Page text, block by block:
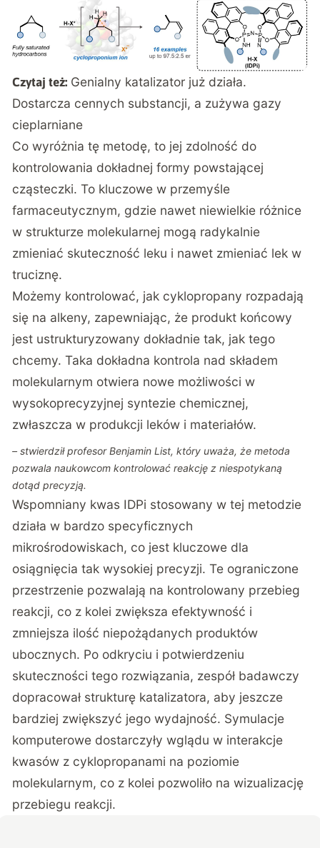
Czytaj też: Genialny katalizator już działa.
Dostarcza cennych substancji, a zużywa gazy
cieplarniane
Co wyróżnia tę metodę, to jej zdolność do
kontrolowania dokładnej formy powstającej
cząsteczki. To kluczowe w przemyśle
farmaceutycznym, gdzie nawet niewielkie różnice
w strukturze molekularnej mogą radykalnie
zmieniać skuteczność leku i nawet zmieniać lek w
truciznę.
Możemy kontrolować, jak cyklopropany rozpadają
się na alkeny, zapewniając, że produkt końcowy
jest ustrukturyzowany dokładnie tak, jak tego
chcemy. Taka dokładna kontrola nad składem
molekularnym otwiera nowe możliwości w
wysokoprecyzyjnej syntezie chemicznej,
zwłaszcza w produkcji leków i materiałów.
– stwierdził profesor Benjamin List, który uważa, że metoda
pozwala naukowcom kontrolować reakcję z niespotykaną
dotąd precyzją.
Wspomniany kwas IDPi stosowany w tej metodzie
działa w bardzo specyficznych
mikrośrodowiskach, co jest kluczowe dla
osiągnięcia tak wysokiej precyzji. Te ograniczone
przestrzenie pozwalają na kontrolowany przebieg
reakcji, co z kolei zwiększa efektywność i
zmniejsza ilość niepożądanych produktów
ubocznych. Po odkryciu i potwierdzeniu
skuteczności tego rozwiązania, zespół badawczy
dopracował strukturę katalizatora, aby jeszcze
bardziej zwiększyć jego wydajność. Symulacje
komputerowe dostarczyły wglądu w interakcje
kwasów z cyklopropanami na poziomie
molekularnym, co z kolei pozwoliło na wizualizację
przebiegu reakcji.